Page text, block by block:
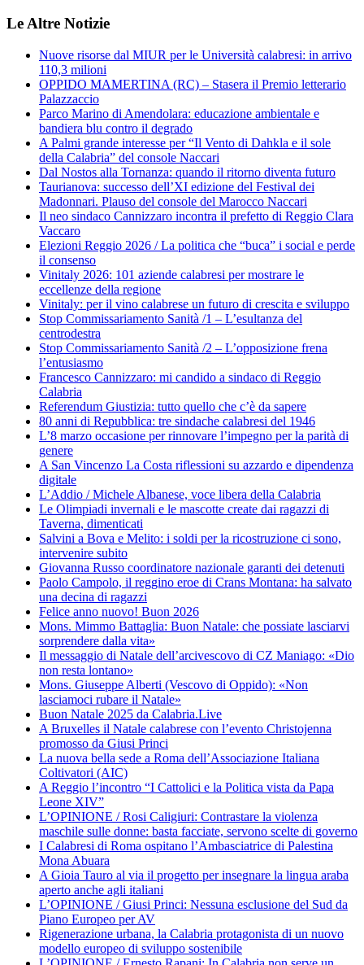
Le Altre Notizie
Nuove risorse dal MIUR per le Università calabresi: in arrivo
110,3 milioni
OPPIDO MAMERTINA (RC) – Stasera il Premio letterario
Palazzaccio
Parco Marino di Amendolara: educazione ambientale e
bandiera blu contro il degrado
A Palmi grande interesse per “Il Vento di Dahkla e il sole
della Calabria” del console Naccari
Dal Nostos alla Tornanza: quando il ritorno diventa futuro
Taurianova: successo dell’XI edizione del Festival dei
Madonnari. Plauso del console del Marocco Naccari
Il neo sindaco Cannizzaro incontra il prefetto di Reggio Clara
Vaccaro
Elezioni Reggio 2026 / La politica che “buca” i social e perde
il consenso
Vinitaly 2026: 101 aziende calabresi per mostrare le
eccellenze della regione
Vinitaly: per il vino calabrese un futuro di crescita e sviluppo
Stop Commissariamento Sanità /1 – L’esultanza del
centrodestra
Stop Commissariamento Sanità /2 – L’opposizione frena
l’entusiasmo
Francesco Cannizzaro: mi candido a sindaco di Reggio
Calabria
Referendum Giustizia: tutto quello che c’è da sapere
80 anni di Repubblica: tre sindache calabresi del 1946
L’8 marzo occasione per rinnovare l’impegno per la parità di
genere
A San Vincenzo La Costa riflessioni su azzardo e dipendenza
digitale
L’Addio / Michele Albanese, voce libera della Calabria
Le Olimpiadi invernali e le mascotte create dai ragazzi di
Taverna, dimenticati
Salvini a Bova e Melito: i soldi per la ricostruzione ci sono,
intervenire subito
Giovanna Russo coordinatore nazionale garanti dei detenuti
Paolo Campolo, il reggino eroe di Crans Montana: ha salvato
una decina di ragazzi
Felice anno nuovo! Buon 2026
Mons. Mimmo Battaglia: Buon Natale: che possiate lasciarvi
sorprendere dalla vita»
Il messaggio di Natale dell’arcivescovo di CZ Maniago: «Dio
non resta lontano»
Mons. Giuseppe Alberti (Vescovo di Oppido): «Non
lasciamoci rubare il Natale»
Buon Natale 2025 da Calabria.Live
A Bruxelles il Natale calabrese con l’evento Christojenna
promosso da Giusi Princi
La nuova bella sede a Roma dell’Associazione Italiana
Coltivatori (AIC)
A Reggio l’incontro “I Cattolici e la Politica vista da Papa
Leone XIV”
L’OPINIONE / Rosi Caligiuri: Contrastare la violenza
maschile sulle donne: basta facciate, servono scelte di governo
I Calabresi di Roma ospitano l’Ambasciatrice di Palestina
Mona Abuara
A Gioia Tauro al via il progetto per insegnare la lingua araba
aperto anche agli italiani
L’OPINIONE / Giusi Princi: Nessuna esclusione del Sud da
Piano Europeo per AV
Rigenerazione urbana, la Calabria protagonista di un nuovo
modello europeo di sviluppo sostenibile